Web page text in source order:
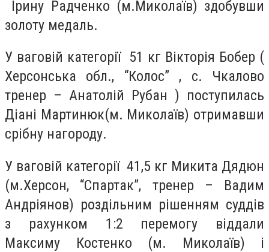
Ірину Радченко (м.Миколаїв) здобувши
золоту медаль.
У ваговій категорії 51 кг Вікторія Бобер (
Херсонська обл., “Колос” , с. Чкалово
тренер – Анатолій Рубан ) поступилась
Діані Мартинюк(м. Миколаїв) отримавши
срібну нагороду.
У ваговій категорії 41,5 кг Микита Дядюн
(м.Херсон, “Спартак”, тренер – Вадим
Андріянов) роздільним рішенням суддів
з рахунком 1:2 перемогу віддали
Максиму Костенко (м. Миколаїв) і